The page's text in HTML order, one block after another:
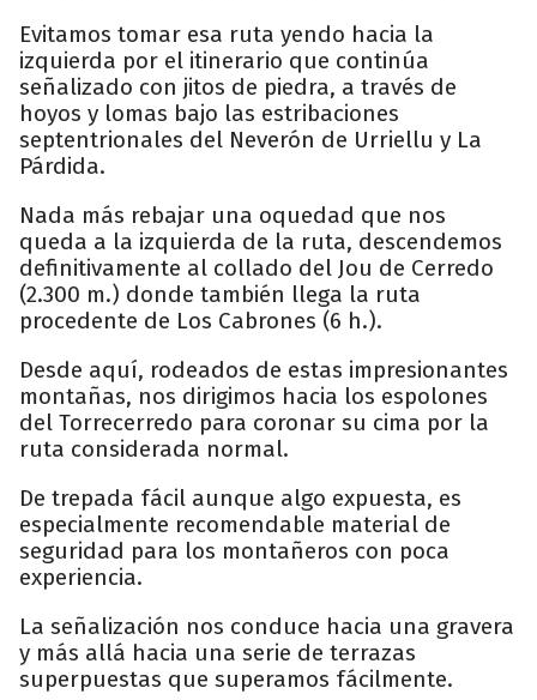
Evitamos tomar esa ruta yendo hacia la
izquierda por el itinerario que continúa
señalizado con jitos de piedra, a través de
hoyos y lomas bajo las estribaciones
septentrionales del Neverón de Urriellu y La
Párdida.
Nada más rebajar una oquedad que nos
queda a la izquierda de la ruta, descendemos
definitivamente al collado del Jou de Cerredo
(2.300 m.) donde también llega la ruta
procedente de Los Cabrones (6 h.).
Desde aquí, rodeados de estas impresionantes
montañas, nos dirigimos hacia los espolones
del Torrecerredo para coronar su cima por la
ruta considerada normal.
De trepada fácil aunque algo expuesta, es
especialmente recomendable material de
seguridad para los montañeros con poca
experiencia.
La señalización nos conduce hacia una gravera
y más allá hacia una serie de terrazas
superpuestas que superamos fácilmente.